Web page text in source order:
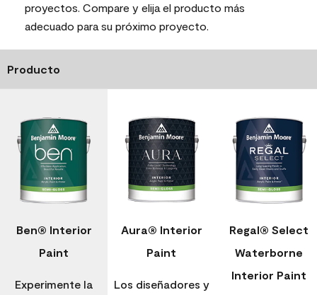
proyectos. Compare y elija el producto más
adecuado para su próximo proyecto.
Producto
Ben® Interior
Paint
Experimente la
Aura® Interior
Paint
Los diseñadores y
Regal® Select
Waterborne
Interior Paint